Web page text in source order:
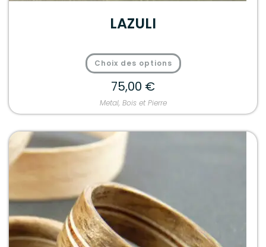
LAZULI
Choix des options
75,00 €
Metal, Bois et Pierre